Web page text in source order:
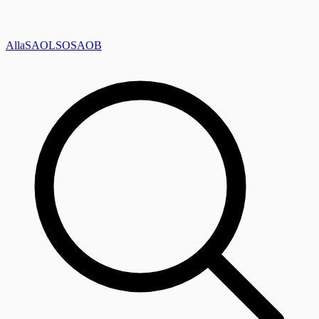
AllaSAOLSOSAOB